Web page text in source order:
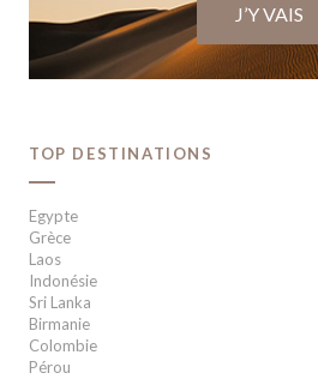
J’Y VAIS
TOP DESTINATIONS
Egypte
Grèce
Laos
Indonésie
Sri Lanka
Birmanie
Colombie
Pérou